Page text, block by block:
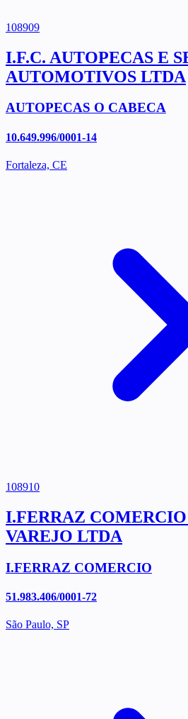
108909
I.F.C. AUTOPECAS E
AUTOMOTIVOS LTDA
AUTOPECAS O CABECA
10.649.996/0001-14
Fortaleza, CE
108910
I.FERRAZ
VAREJO LTDA
I.FERRAZ COMERCIO
51.983.406/0001-72
São Paulo, SP